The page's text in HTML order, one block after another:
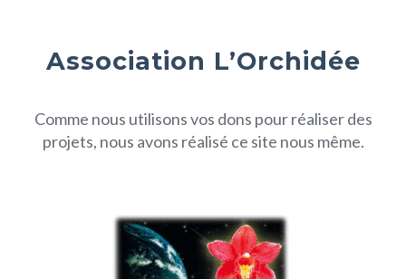
Association L’Orchidée
Comme nous utilisons vos dons pour réaliser des
projets, nous avons réalisé ce site nous même.